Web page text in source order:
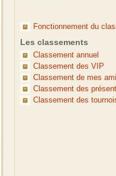
Fonctionnement du
Les classements
Classement annuel
Classement des VIP
Classement de mes
Classement des
Classement des